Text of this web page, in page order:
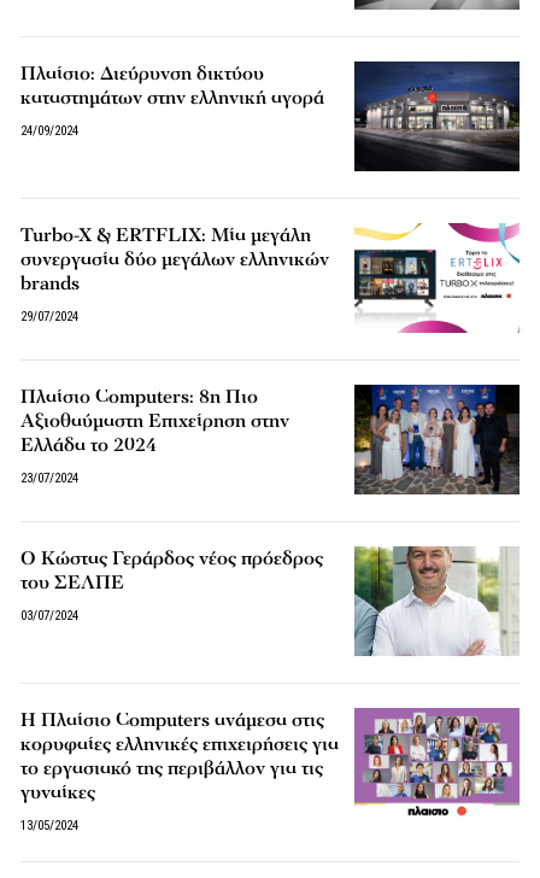
Πλαίσιο: Διεύρυνση δικτύου
καταστημάτων στην ελληνική αγορά
24/09/2024
Turbo-X & ERTFLIX: Μία μεγάλη
συνεργασία δύο μεγάλων ελληνικών
brands
29/07/2024
Πλαίσιο Computers: 8η Πιο
Αξιοθαύμαστη Επιχείρηση στην
Ελλάδα το 2024
23/07/2024
Ο Κώστας Γεράρδος νέος πρόεδρος
του ΣΕΛΠΕ
03/07/2024
Η Πλαίσιο Computers ανάμεσα στις
κορυφαίες ελληνικές επιχειρήσεις για
το εργασιακό της περιβάλλον για τις
γυναίκες
13/05/2024